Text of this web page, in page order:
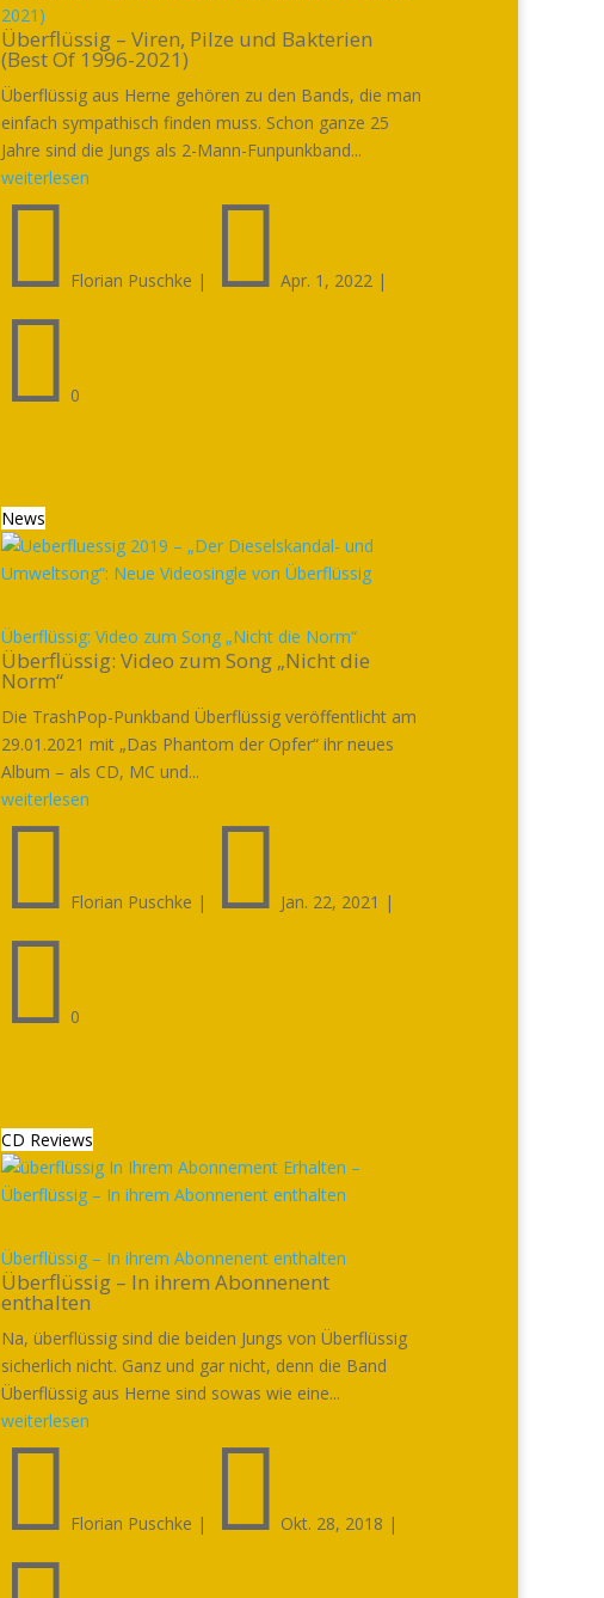
2021)
Überflüssig – Viren, Pilze und Bakterien
(Best Of 1996-2021)
Überflüssig aus Herne gehören zu den Bands, die man
einfach sympathisch finden muss. Schon ganze 25
Jahre sind die Jungs als 2-Mann-Funpunkband...
weiterlesen
 Florian Puschke |  Apr. 1, 2022 |
 0
News
Überflüssig: Video zum Song „Nicht die Norm“
Überflüssig: Video zum Song „Nicht die
Norm“
Die TrashPop-Punkband Überflüssig veröffentlicht am
29.01.2021 mit „Das Phantom der Opfer“ ihr neues
Album – als CD, MC und...
weiterlesen
 Florian Puschke |  Jan. 22, 2021 |
 0
CD Reviews
Überflüssig – In ihrem Abonnenent enthalten
Überflüssig – In ihrem Abonnenent
enthalten
Na, überflüssig sind die beiden Jungs von Überflüssig
sicherlich nicht. Ganz und gar nicht, denn die Band
Überflüssig aus Herne sind sowas wie eine...
weiterlesen
 Florian Puschke |  Okt. 28, 2018 |